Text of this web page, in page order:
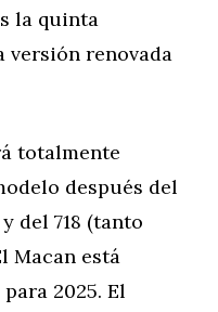
la quinta
versión renovada
totalmente
después del
del 718 (tanto
Macan está
2025. El